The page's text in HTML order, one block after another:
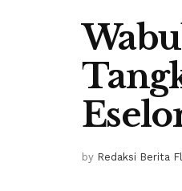
by Redaksi Berita